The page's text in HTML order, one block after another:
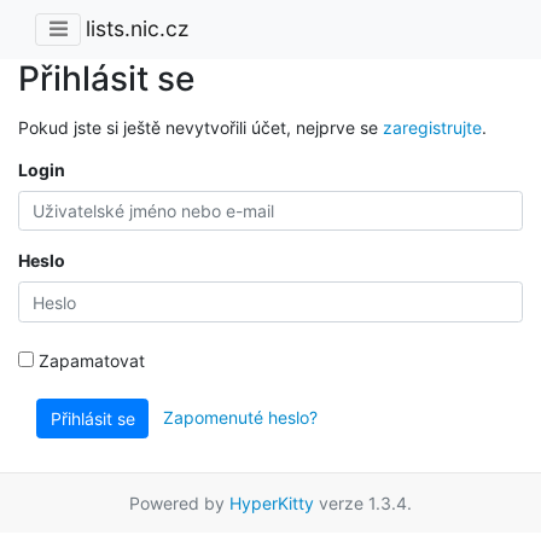
lists.nic.cz
Přihlásit se
Pokud jste si ještě nevytvořili účet, nejprve se zaregistrujte.
Login
Heslo
Zapamatovat
Přihlásit se Zapomenuté heslo?
Powered by HyperKitty verze 1.3.4.